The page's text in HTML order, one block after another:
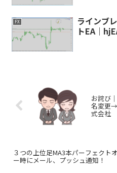
FX
ラインブ
トEA｜
お詫び
名変更
式会社
３つの上位足MA3本パーフェクト
ー時にメール、プッシュ通知！